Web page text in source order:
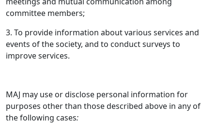
committee members;
3. To provide information about various services and
events of the society, and to conduct surveys to
improve services.
MAJ may use or disclose personal information for
purposes other than those described above in any of
the following cases: